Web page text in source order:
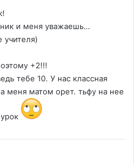
и меня уважаешь…
учителя)
+2!!!
тебе 10. У нас классная
меня матом орет. тьфу на нее